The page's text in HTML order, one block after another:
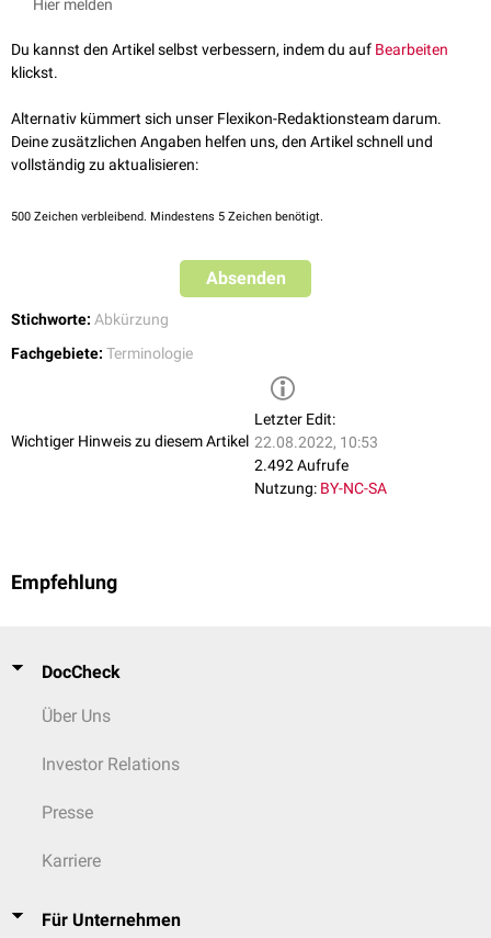
Hier melden
Du kannst den Artikel selbst verbessern, indem du auf Bearbeiten
klickst.
Alternativ kümmert sich unser Flexikon-Redaktionsteam darum.
Deine zusätzlichen Angaben helfen uns, den Artikel schnell und
vollständig zu aktualisieren:
500 Zeichen verbleibend. Mindestens 5 Zeichen benötigt.
Absenden
Stichworte: Abkürzung
Fachgebiete: Terminologie
Wichtiger Hinweis zu diesem Artikel
Letzter Edit:
22.08.2022, 10:53
2.492 Aufrufe
Nutzung: BY-NC-SA
Empfehlung
DocCheck
Über Uns
Investor Relations
Presse
Karriere
Für Unternehmen